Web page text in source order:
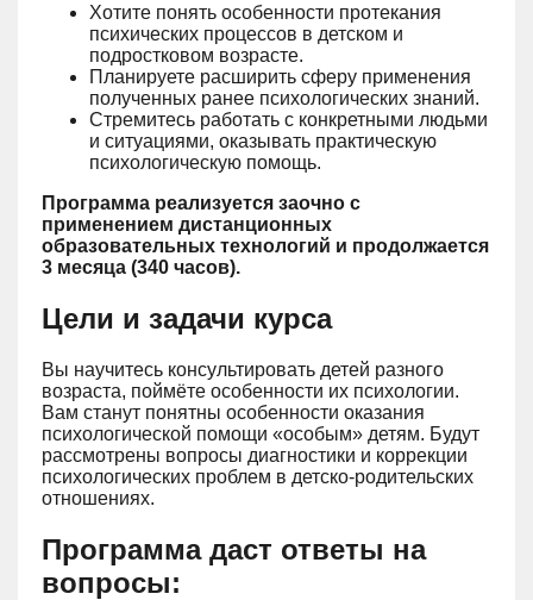
Хотите понять особенности протекания
психических процессов в детском и
подростковом возрасте.
Планируете расширить сферу применения
полученных ранее психологических знаний.
Стремитесь работать с конкретными людьми
и ситуациями, оказывать практическую
психологическую помощь.
Программа реализуется заочно с
применением дистанционных
образовательных технологий и продолжается
3 месяца (340 часов).
Цели и задачи курса
Вы научитесь консультировать детей разного
возраста, поймёте особенности их психологии.
Вам станут понятны особенности оказания
психологической помощи «особым» детям. Будут
рассмотрены вопросы диагностики и коррекции
психологических проблем в детско-родительских
отношениях.
Программа даст ответы на
вопросы: